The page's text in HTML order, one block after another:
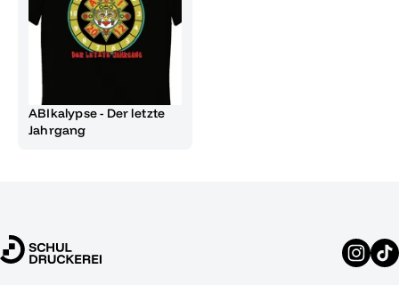
ABIkalypse - Der letzte
Jahrgang